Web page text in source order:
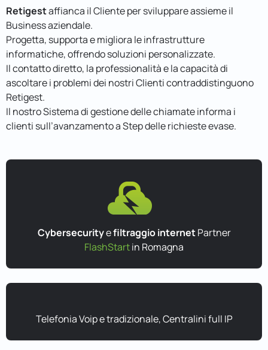
Retigestaffianca il Cliente per sviluppare assieme il
Business aziendale.
Progetta, supporta e migliora le infrastrutture
informatiche, offrendo soluzioni personalizzate.
Il contatto diretto, la professionalità e la capacità di
ascoltare i problemi dei nostri Clienti contraddistinguono
Retigest.
Il nostro Sistema di gestione delle chiamate informa i
clienti sull’avanzamento a Step delle richieste evase.
Cybersecurityefiltraggio internetPartner
FlashStartin Romagna
Telefonia Voip e tradizionale, Centralini full IP